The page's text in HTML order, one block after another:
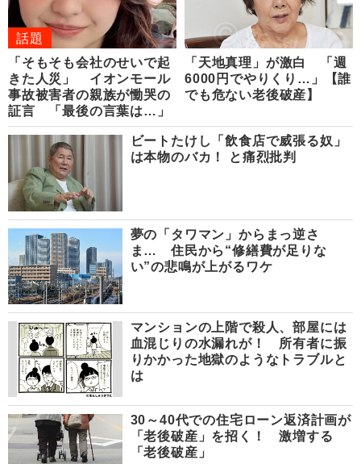
話題
「そもそも会社のせいで起
きた人災」 イオンモール
事故被害者の親族が慟哭の
証言 「最後の言葉は…」
「天地真理」が激白 「週
6000円でやりくり…」【誰
でも危ない老後破産】
ビートたけし「飲食店で威張る奴」
は本物のバカ！ と痛烈批判
夢の「タワマン」からまっ逆さ
ま… 住民から“修繕費が足りな
い”の悲鳴が上がるワケ
マンションの上階で殺人、部屋には
血混じりの水漏れが！ 所有者に振
りかかった地獄のようなトラブルと
は
30～40代での住宅ローン返済計画が
「老後破産」を招く！ 激増する
「老後破産」